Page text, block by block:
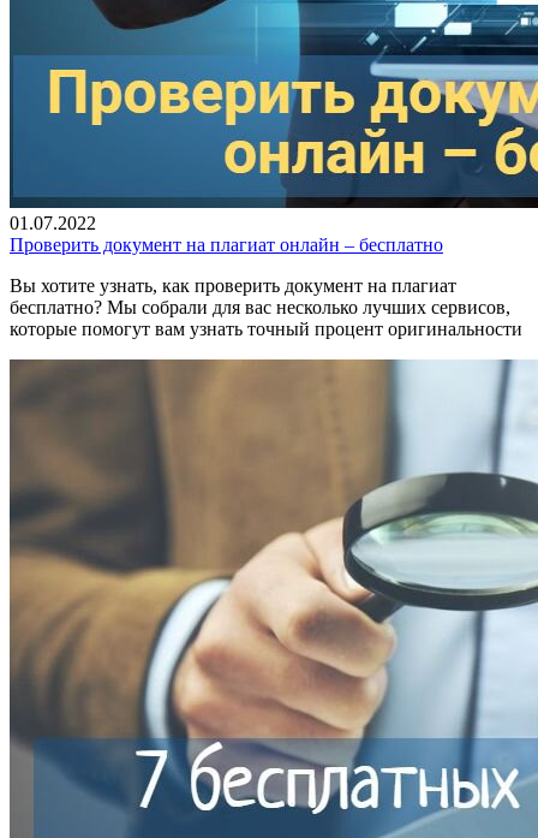
01.07.2022
Проверить документ на плагиат онлайн – бесплатно
Вы хотите узнать, как проверить документ на плагиат
бесплатно? Мы собрали для вас несколько лучших сервисов,
которые помогут вам узнать точный процент оригинальности